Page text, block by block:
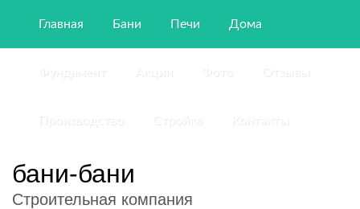
Главная Бани Печи Дома
бани-бани
Строительная компания